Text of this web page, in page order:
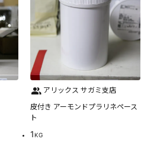
アリックス サガミ支店
皮付き アーモンドプラリネペース
ト
1KG